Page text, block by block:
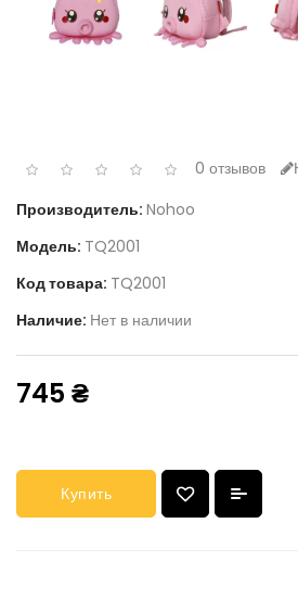
0 отзывов
Производитель: Nohoo
Модель: TQ2001
Код товара: TQ2001
Наличие: Нет в наличии
745 ₴
Купить